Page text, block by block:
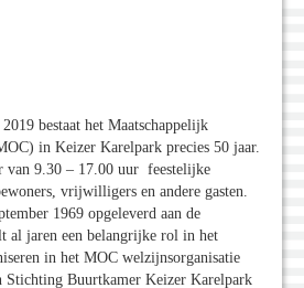
bestaat het Maatschappelijk
in Keizer Karelpark precies 50 jaar.
van 9.30 – 17.00 uur feestelijke
vrijwilligers en andere gasten.
1969 opgeleverd aan de
al jaren een belangrijke rol in het
in het MOC welzijnsorganisatie
Stichting Buurtkamer Keizer Karelpark